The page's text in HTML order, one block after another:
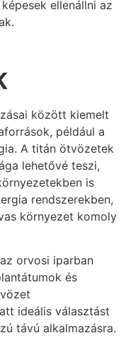
ellenállni az
között kiemelt
például a
A titán ötvözetek
lehetővé teszi,
is
rendszerekben,
környezet komoly
orvosi iparban
és
ideális választást
távú alkalmazásra.